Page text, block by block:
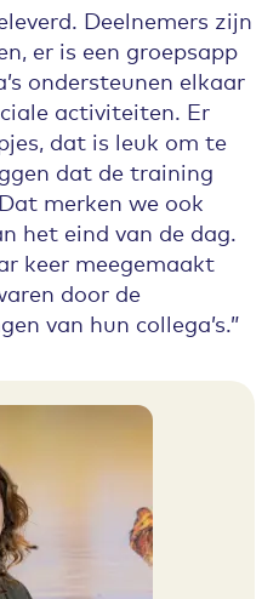
Deelnemers zijn
er is een groepsapp
ondersteunen elkaar
activiteiten. Er
dat is leuk om te
dat de training
merken we ook
het eind van de dag.
keer meegemaakt
door de
van hun collega’s.”